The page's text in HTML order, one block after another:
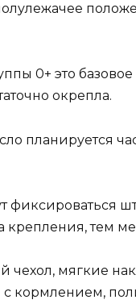
0+ это
окрепла.
планируется
фиксироваться
крепления, тем
чехол, мягкие
с кормлением,